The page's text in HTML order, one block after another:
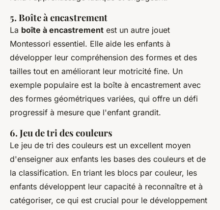
5. Boîte à encastrement
La boîte à encastrement est un autre jouet
Montessori essentiel. Elle aide les enfants à
développer leur compréhension des formes et des
tailles tout en améliorant leur motricité fine. Un
exemple populaire est la boîte à encastrement avec
des formes géométriques variées, qui offre un défi
progressif à mesure que l'enfant grandit.
6. Jeu de tri des couleurs
Le jeu de tri des couleurs est un excellent moyen
d'enseigner aux enfants les bases des couleurs et de
la classification. En triant les blocs par couleur, les
enfants développent leur capacité à reconnaître et à
catégoriser, ce qui est crucial pour le développement